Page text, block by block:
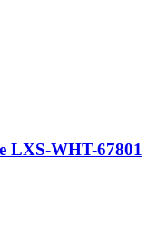
LXS-WHT-67801